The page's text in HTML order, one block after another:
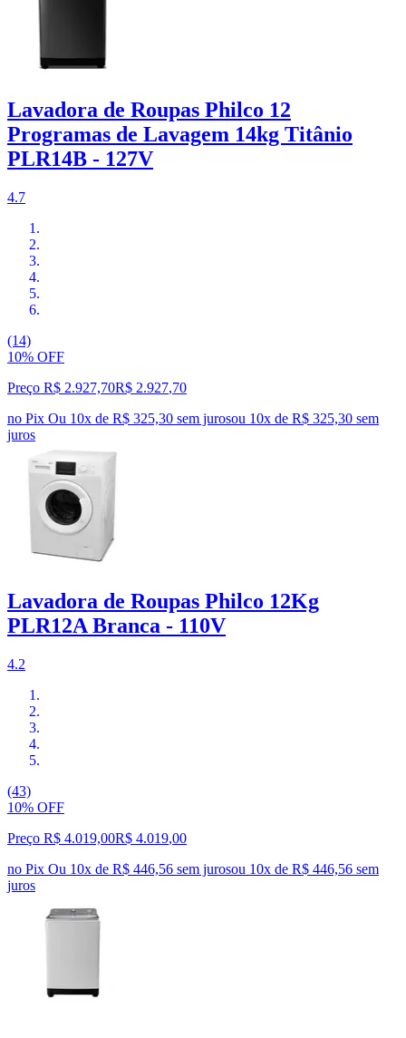
Lavadora de Roupas Philco 12
Programas de Lavagem 14kg Titânio
PLR14B - 127V
4.7
(14)
10% OFF
Preço R$ 2.927,70R$ 2.927,70
no Pix Ou 10x de R$ 325,30 sem jurosou 10x de R$ 325,30 sem
juros
Lavadora de Roupas Philco 12Kg
PLR12A Branca - 110V
4.2
(43)
10% OFF
Preço R$ 4.019,00R$ 4.019,00
no Pix Ou 10x de R$ 446,56 sem jurosou 10x de R$ 446,56 sem
juros